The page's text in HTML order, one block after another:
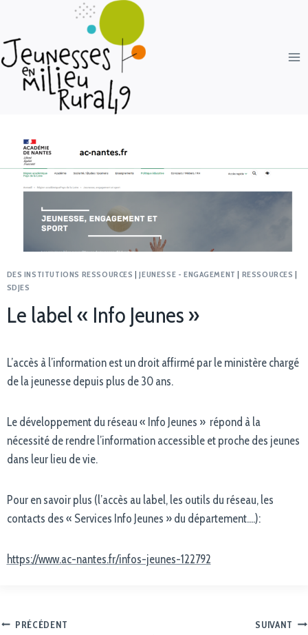
DES INSTITUTIONS RESSOURCES |JEUNESSE - ENGAGEMENT RESSOURCES
SDJES
Le label « Info Jeunes »
L’accès à l’information est un droit affirmé par le ministère chargé
de la jeunesse depuis plus de 30 ans.
Le développement du réseau « Info Jeunes » répond à la
nécessité de rendre l’information accessible et proche des jeunes
dans leur lieu de vie.
Pour en savoir plus (l’accès au label, les outils du réseau, les
contacts des « Services Info Jeunes » du département….):
https://www.ac-nantes.fr/infos-jeunes-122792
PRÉCÉDENT SUIVANT